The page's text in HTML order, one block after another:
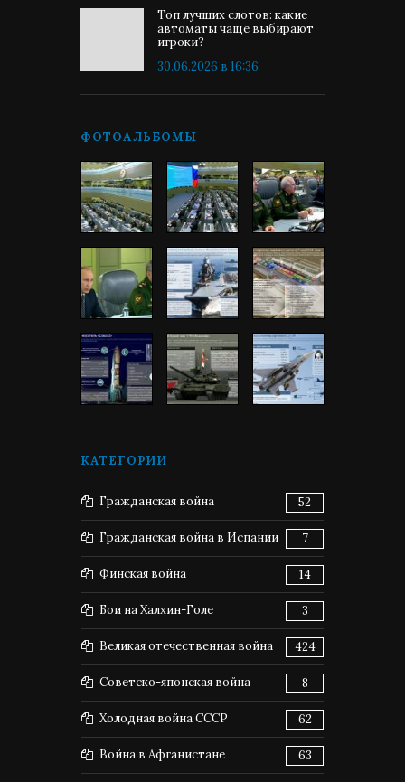
Топ лучших слотов: какие
автоматы чаще выбирают
игроки?
30.06.2026 в 16:36
ФОТОАЛЬБОМЫ
КАТЕГОРИИ
Гражданская война 52
Гражданская война в Испании 7
Финская война 14
Бои на Халхин-Голе 3
Великая отечественная война 424
Советско-японская война 8
Холодная война СССР 62
Война в Афганистане 63